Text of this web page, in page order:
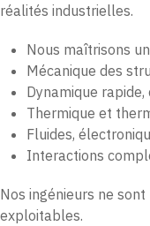
réalités industrielles.
Nous maîtrisons
Mécanique des
Dynamique
Thermique et
Fluides,
Interactions
Nos ingénieurs ne
exploitables.